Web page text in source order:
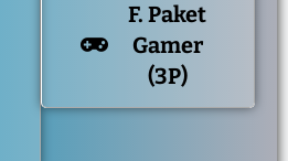
F. Paket
Gamer
(3P)